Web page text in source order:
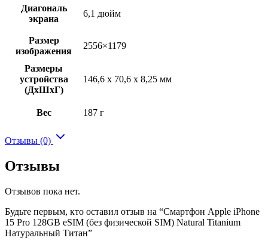
Диагональ
экрана
6,1 дюйм
Размер
изображения
2556×1179
Размеры
устройства
(ДхШхГ)
146,6 x 70,6 x 8,25 мм
Вес 187 г
Отзывы (0)
Отзывы
Отзывов пока нет.
Будьте первым, кто оставил отзыв на “Смартфон Apple iPhone
15 Pro 128GB eSIM (без физической SIM) Natural Titanium
Натуральный Титан”